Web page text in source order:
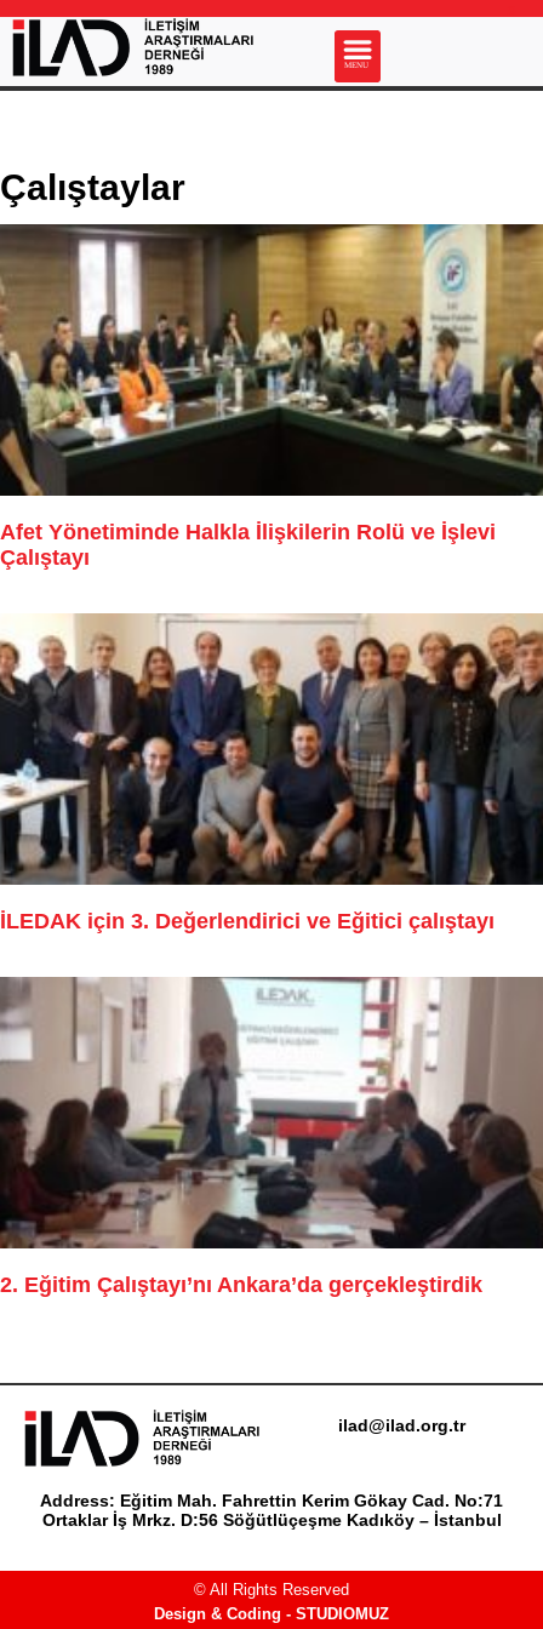
MENU
Çalıştaylar
Afet Yönetiminde Halkla İlişkilerin Rolü ve İşlevi
Çalıştayı
İLEDAK için 3. Değerlendirici ve Eğitici çalıştayı
2. Eğitim Çalıştayı’nı Ankara’da gerçekleştirdik
ilad@ilad.org.tr
Address: Eğitim Mah. Fahrettin Kerim Gökay Cad. No:71
Ortaklar İş Mrkz. D:56 Söğütlüçeşme Kadıköy – İstanbul
© All Rights Reserved
Design & Coding - STUDIOMUZ